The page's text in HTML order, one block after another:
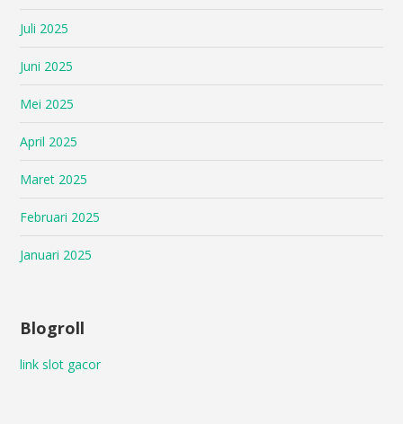
Juli 2025
Juni 2025
Mei 2025
April 2025
Maret 2025
Februari 2025
Januari 2025
Blogroll
link slot gacor